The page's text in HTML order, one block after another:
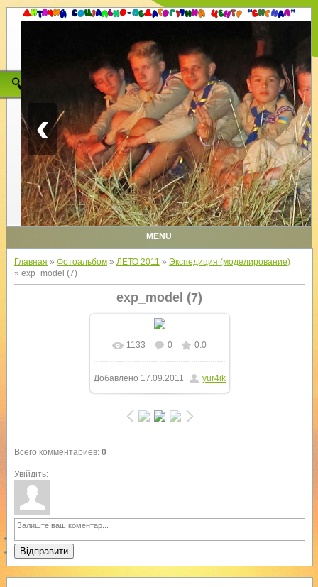
‹
MENU
Главная » Фотоальбом» ЛЕТО 2011 » Экспедиция (моделирование)
» exp_model (7)
exp_model (7)
В реальном размере
1024x768/ 113.7Kb
1133 0 0.0
Добавлено 17.09.2011 yur4ik
Всего комментариев: 0
Увійдіть:
Відправити